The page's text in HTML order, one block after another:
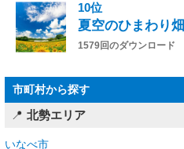
10位
夏空のひまわり畑
1579回のダウンロード
市町村から探す
北勢エリア
いなべ市